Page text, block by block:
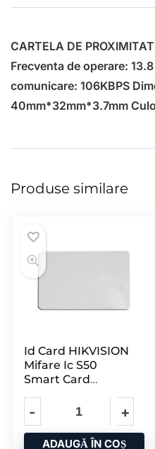
CARTELA DE
Frecventa de operare:
comunicare: 106KBPS
40mm*32mm*3.7mm
Produse similare
Id Card HIKVISION
Mifare Ic S50
Smart Card
ADAUGĂ ÎN COȘ